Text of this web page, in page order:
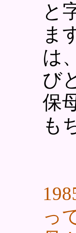
と
ま
は、 「手
び
保
も
っ